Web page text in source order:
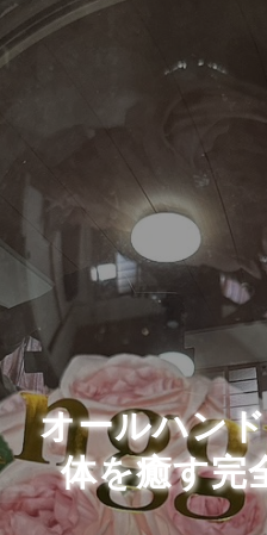
オールハン
体を癒す完